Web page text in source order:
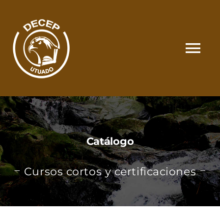
content
SOMOS
CATÁLOGO
MATRÍCULA Y PAGOS
CONTACTO
Catálogo
Cursos cortos y certificaciones